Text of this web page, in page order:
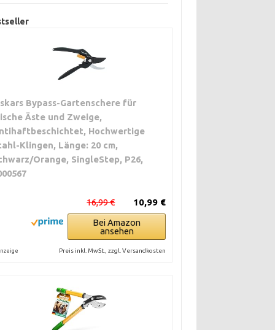
Bypass-Gartenschere für
Äste und Zweige,
Hochwertige
Klingen, Länge: 20 cm,
Orange, SingleStep, P26,
10,99 €
16,99 €
Bei Amazon
ansehen
Preis inkl. MwSt., zzgl. Versandkosten